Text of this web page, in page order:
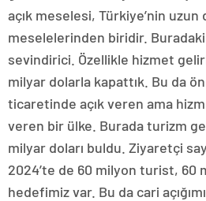
açık meselesi, Türkiye’nin
meselelerinden biridir.
sevindirici. Özellikle hizmet
milyar dolarla kapattık. Bu da
ticaretinde açık veren ama
veren bir ülke. Burada turizm
milyar doları buldu. Ziyaretçi
2024’te de 60 milyon turist, 60
hedefimiz var. Bu da cari